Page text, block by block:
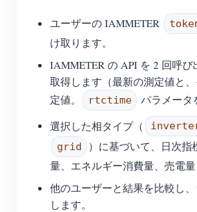
ユーザーの IAMMETER
け取ります。
IAMMETER の API を 2 回呼び
取得します（最新の測定値と
定値。
rtctime
パラメータ
選択した相タイプ（
grid
）に基づいて、日次指
量、エネルギー消費量、売電量
他のユーザーと結果を比較し
します。